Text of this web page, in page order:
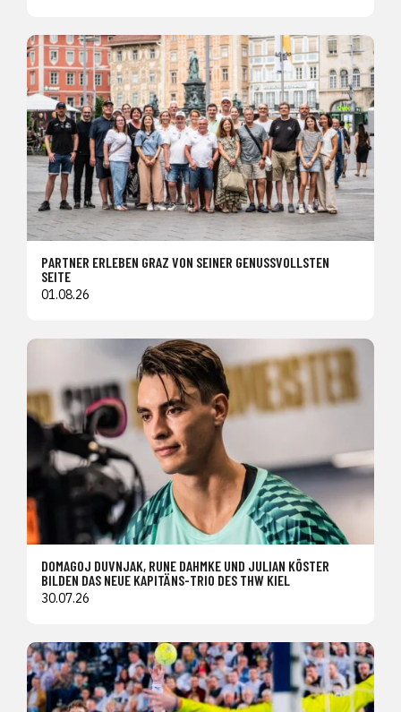
PARTNER ERLEBEN GRAZ VON SEINER GENUSSVOLLSTEN
SEITE
01.08.26
DOMAGOJ DUVNJAK, RUNE DAHMKE UND JULIAN KÖSTER
BILDEN DAS NEUE KAPITÄNS-TRIO DES THW KIEL
30.07.26